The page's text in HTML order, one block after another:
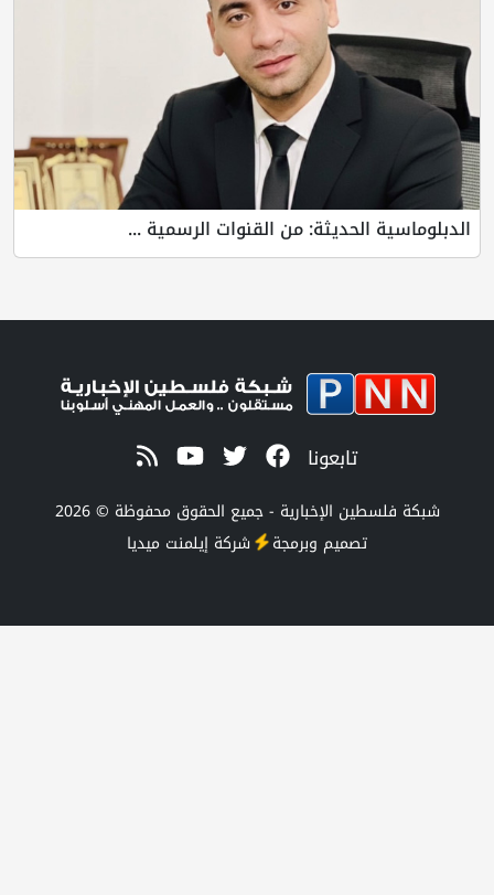
من القنوات الرسمية ...
الإخبارية - جميع الحقوق محفوظة © 2026
شركةإيلمنت ميديا